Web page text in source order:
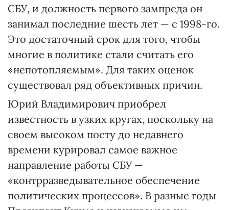
СБУ, и должность первого зампреда он
занимал последние шесть лет — с 1998-го.
Это достаточный срок для того, чтобы
многие в политике стали считать его
«непотопляемым». Для таких оценок
существовал ряд объективных причин.
Юрий Владимирович приобрел
известность в узких кругах, поскольку на
своем высоком посту до недавнего
времени курировал самое важное
направление работы СБУ —
«контрразведывательное обеспечение
политических процессов». В разные годы